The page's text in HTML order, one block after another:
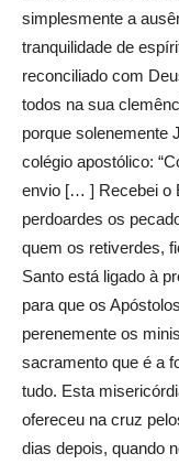
simplesmente a
tranquilidade de
reconciliado com
todos na sua
porque solenemente
colégio apostólico:
envio [… ] Recebei o
perdoardes os
quem os retiverdes,
Santo está ligado à
para que os
perenemente os
sacramento que é a
tudo. Esta
ofereceu na cruz
dias depois, quando